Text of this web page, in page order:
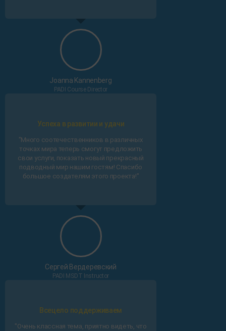
Joanna Kannenberg
PADI Course Director
Успеха в развитии и удачи
"Много соотечественников в различных
точках мира теперь смогут предложить
свои услуги, показать новый прекрасный
подводный мир нашим гостям! Спасибо
большое создателям этого проекта!"
Сергей Вердеревский
PADI MSDT Instructor
Всецело поддерживаем
"Очень классная тема, приятно видеть, что